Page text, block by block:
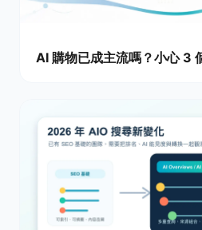
AI 購物已成主流嗎？小心 3